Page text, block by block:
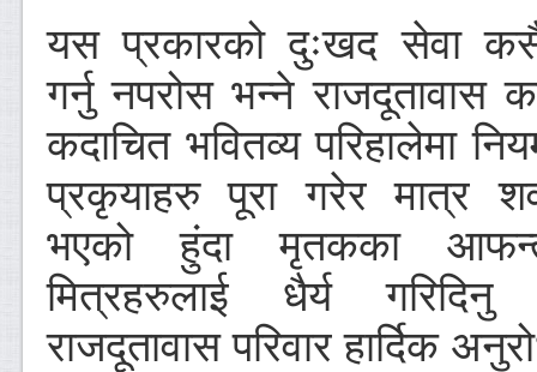
यस प्रकारको दुःखद सेवा
गर्नु नपरोस भन्ने राजदूतावास
कदाचित भवितव्य परिहालेमा
प्रकृयाहरु पूरा गरेर मात्र
भएको हुंदा मृतकका
मित्रहरुलाई धैर्य
राजदूतावास परिवार हार्दिक